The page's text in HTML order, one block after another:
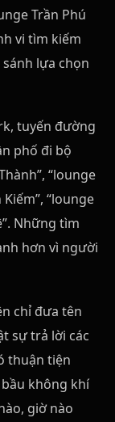
Trần Phú
vi tìm kiếm
lựa chọn
tuyến đường
phố đi bộ
“lounge
“lounge
Những tìm
hơn vì người
chỉ đưa tên
sự trả lời các
thuận tiện
không khí
giờ nào